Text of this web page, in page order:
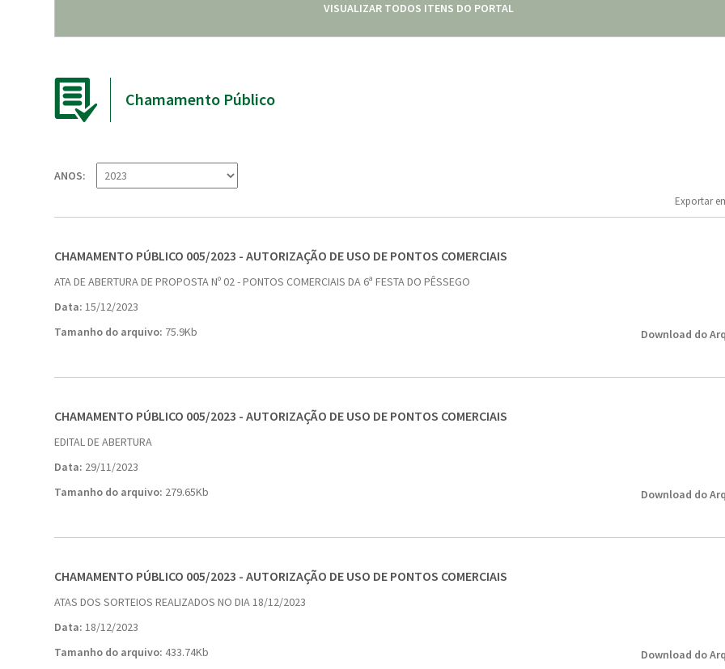
VISUALIZAR TODOS ITENS DO PORTAL
Chamamento Público
ANOS:
Exportar
CHAMAMENTO PÚBLICO 005/2023 - AUTORIZAÇÃO DE USO DE PONTOS COMERCIAIS
ATA DE ABERTURA DE PROPOSTA Nº 02 - PONTOS COMERCIAIS DA 6ª FESTA DO PÊSSEGO
Data: 15/12/2023
Tamanho do arquivo: 75.9Kb Download do
CHAMAMENTO PÚBLICO 005/2023 - AUTORIZAÇÃO DE USO DE PONTOS COMERCIAIS
EDITAL DE ABERTURA
Data: 29/11/2023
Tamanho do arquivo: 279.65Kb Download do
CHAMAMENTO PÚBLICO 005/2023 - AUTORIZAÇÃO DE USO DE PONTOS COMERCIAIS
ATAS DOS SORTEIOS REALIZADOS NO DIA 18/12/2023
Data: 18/12/2023
Tamanho do arquivo: 433.74Kb Download do